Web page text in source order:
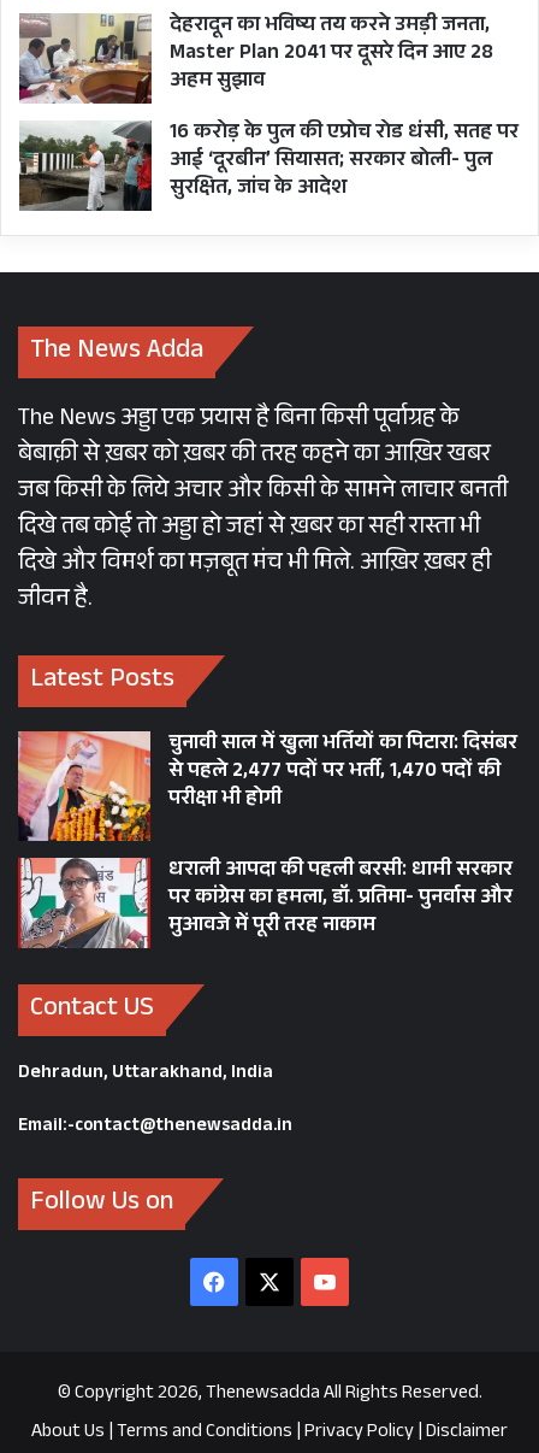
उनका निधन एक अपूरणीय क्षति है।
ईश्वर दिवंगत आत्मा को अपने श्रीचरणों में स्थान दें।
विनम्र श्रद्धांजलि।
————————————————————————
——
पेज से साभार लिया गया है।)
देहरादून का भविष्य तय करने उमड़ी जनता,
Master Plan 2041 पर दूसरे दिन आए 28
अहम सुझाव
16 करोड़ के पुल की एप्रोच रोड धंसी, सतह पर
आई ‘दूरबीन’ सियासत; सरकार बोली- पुल
सुरक्षित, जांच के आदेश
The News Adda
The News अड्डा एक प्रयास है बिना किसी पूर्वाग्रह के
बेबाक़ी से ख़बर को ख़बर की तरह कहने का आख़िर खबर
जब किसी के लिये अचार और किसी के सामने लाचार बनती
दिखे तब कोई तो अड्डा हो जहां से ख़बर का सही रास्ता भी
दिखे और विमर्श का मज़बूत मंच भी मिले. आख़िर ख़बर ही
जीवन है.
Latest Posts
चुनावी साल में खुला भर्तियों का पिटारा: दिसंबर
से पहले 2,477 पदों पर भर्ती, 1,470 पदों की
परीक्षा भी होगी
धराली आपदा की पहली बरसी: धामी सरकार
पर कांग्रेस का हमला, डॉ. प्रतिमा- पुनर्वास और
मुआवजे में पूरी तरह नाकाम
Contact US
Dehradun, Uttarakhand, India
Email:-contact@thenewsadda.in
Follow Us on
Facebook
© Copyright 2026, Thenewsadda All Rights Reserved.
About Us|Terms and Conditions|Privacy Policy|Disclaimer